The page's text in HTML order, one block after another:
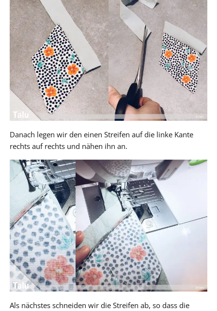
Danach legen wir den einen Streifen auf die linke Kante
rechts auf rechts und nähen ihn an.
Als nächstes schneiden wir die Streifen ab, so dass die